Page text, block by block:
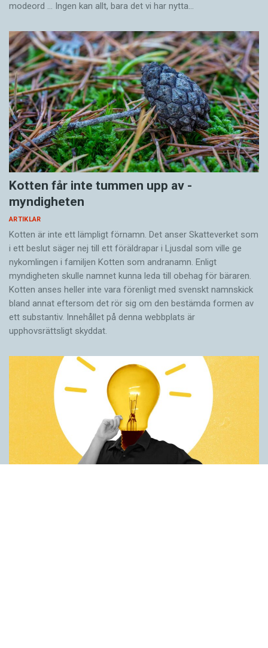
modeord … Ingen kan allt, bara det vi har nytta…
Kotten får inte tummen upp av ­
myndigheten
ARTIKLAR
Kotten är inte ett lämpligt förnamn. Det anser Skatte­verket som
i ett beslut säger nej till ett föräldra­par i Ljusdal som ville ge
nykomlingen i familjen Kotten som andranamn. Enligt
myndigheten skulle namnet kunna leda till obehag för bäraren.
Kotten anses heller inte vara förenligt med svenskt namnskick
bland annat eftersom det rör sig om den bestämda formen av
ett substantiv. Innehållet på denna webbplats är
upphovsrättsligt skyddat.